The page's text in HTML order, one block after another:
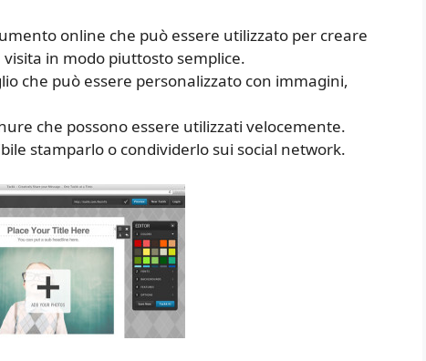
online che può essere utilizzato per creare
in modo piuttosto semplice.
che può essere personalizzato con immagini,
che possono essere utilizzati velocemente.
stamparlo o condividerlo sui social network.